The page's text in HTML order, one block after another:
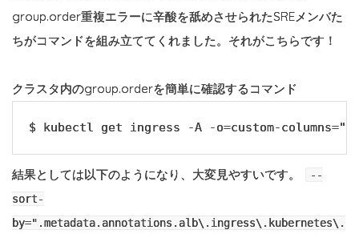
group.order重複エラーに辛酸を舐めさせられたSREメンバた
ちがコマンドを組み立ててくれました。それがこちらです！
クラスタ内のgroup.orderを簡単に確認するコマンド
$ kubectl get ingress -A -o=custom-
結果としては以下のようになり、大変見やすいです。
--
sort-
by=".metadata.annotations.alb\.ingress\.kubernetes\.